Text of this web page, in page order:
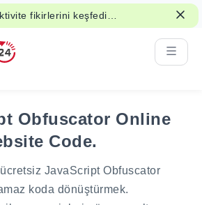
fikirlerini keşfedin,
kararlar.
Obfuscator Online
Code.
JavaScript Obfuscator
koda dönüştürmek.